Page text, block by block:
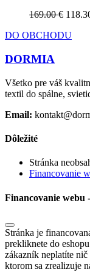
169.00 €
DO OBCHODU
DORMIA
Všetko pre váš
textil do spálne,
Email:
Dôležité
Stránka
Financovanie
Financovanie webu
Stránka je
prekliknete do
zákazník neplatíte
ktorom sa zrealizuje